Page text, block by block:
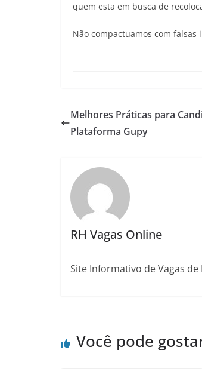
quem esta em busca de
Não compactuamos com falsas
Melhores Práticas para
Plataforma Gupy
RH Vagas Online
Site Informativo de Vagas de
Você pode